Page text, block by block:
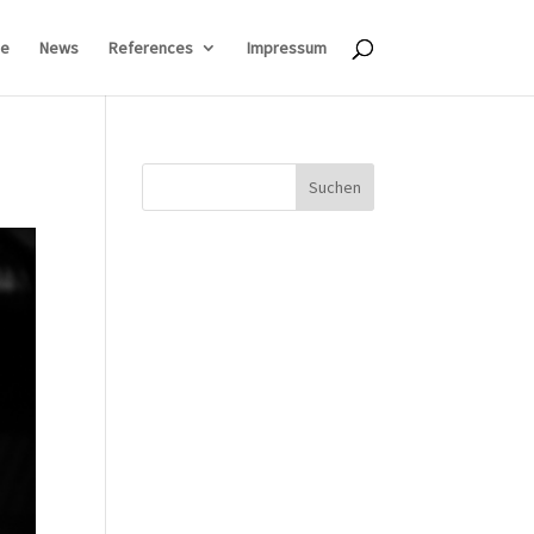
News References Impressum